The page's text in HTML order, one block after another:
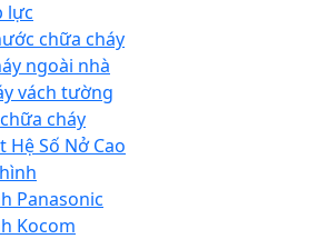
lực
chữa cháy
ngoài nhà
vách tường
cháy
Hệ Số Nở Cao
Panasonic
Kocom